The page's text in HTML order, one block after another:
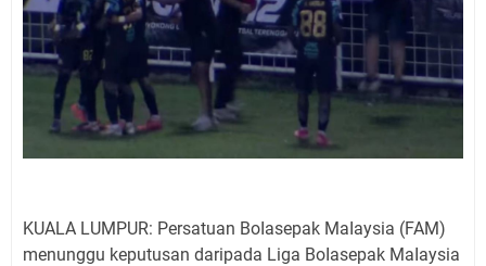
KUALA LUMPUR: Persatuan BoIasepak MaIaysia (FAM)
menunggu keputusan daripada Liga BoIasepak MaIaysia